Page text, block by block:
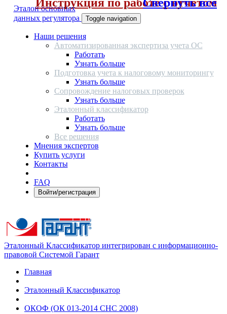
Эталон основных
данных регулятора
Toggle navigation
Наши решения
Автоматизированная экспертиза учета ОС
Работать
Узнать больше
Подготовка учета к налоговому мониторингу
Узнать больше
Сопровождение налоговых проверок
Узнать больше
Эталонный классификатор
Работать
Узнать больше
Все решения
Мнения экспертов
Купить услуги
Контакты
FAQ
Войти/регистрация
Эталонный Классификатор интегрирован с информационно-
правовой Системой Гарант
Главная
Эталонный Классификатор
ОКОФ (ОК 013-2014 СНС 2008)